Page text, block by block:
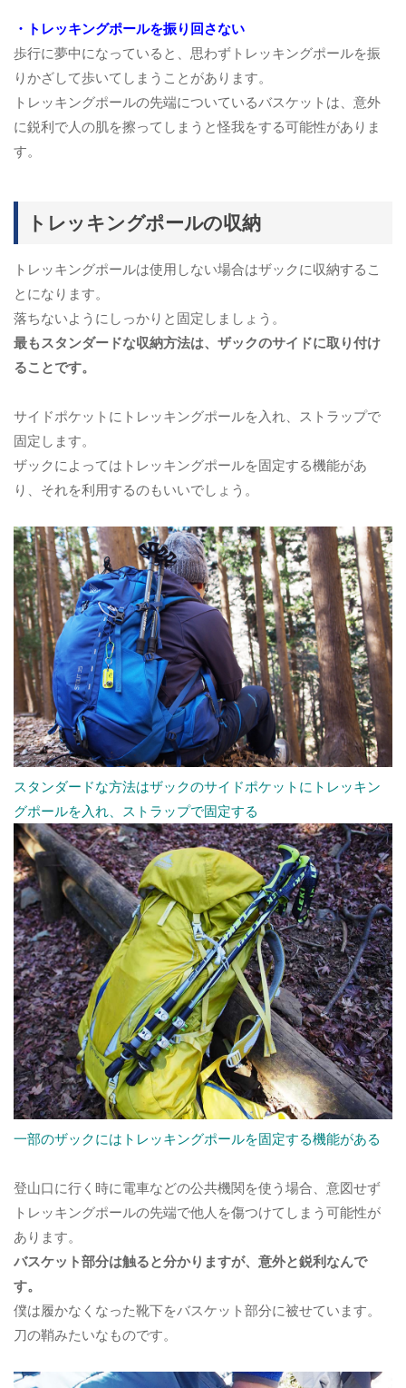
・トレッキングポールを振り回さない
歩行に夢中になっていると、思わずトレッキングポールを振
りかざして歩いてしまうことがあります。
トレッキングポールの先端についているバスケットは、意外
に鋭利で人の肌を擦ってしまうと怪我をする可能性がありま
す。
トレッキングポールの収納
トレッキングポールは使用しない場合はザックに収納するこ
とになります。
落ちないようにしっかりと固定しましょう。
最もスタンダードな収納方法は、ザックのサイドに取り付け
ることです。
サイドポケットにトレッキングポールを入れ、ストラップで
固定します。
ザックによってはトレッキングポールを固定する機能があ
り、それを利用するのもいいでしょう。
スタンダードな方法はザックのサイドポケットにトレッキン
グポールを入れ、ストラップで固定する
一部のザックにはトレッキングポールを固定する機能がある
登山口に行く時に電車などの公共機関を使う場合、意図せず
トレッキングポールの先端で他人を傷つけてしまう可能性が
あります。
バスケット部分は触ると分かりますが、意外と鋭利なんで
す。
僕は履かなくなった靴下をバスケット部分に被せています。
刀の鞘みたいなものです。